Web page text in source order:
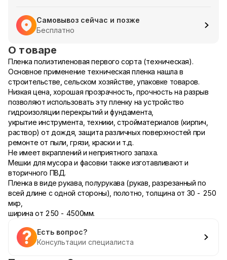
Самовывоз сейчас и позже
Бесплатно
О товаре
Пленка полиэтиленовая первого сорта (техническая).
Основное применение техническая пленка нашла в
строительстве, сельском хозяйстве, упаковке товаров.
Низкая цена, хорошая прозрачность, прочность на разрыв
позволяют использовать эту пленку на устройство
гидроизоляции перекрытий и фундамента,
укрытие инструмента, техники, стройматериалов (кирпич,
раствор) от дождя, защита различных поверхностей при
ремонте от пыли, грязи, краски и т.д.
Не имеет вкраплений и неприятного запаха.
Мешки для мусора и фасовки также изготавливают и
вторичного ПВД.
Пленка в виде рукава, полурукава (рукав, разрезанный по
всей длине с одной стороны), полотно, толщина от 30 - 250
мкр,
ширина от 250 - 4500мм.
Есть вопрос?
Консультации специалиста